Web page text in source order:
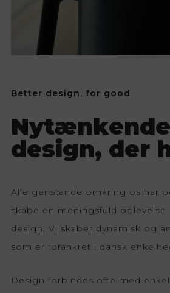
Better design, for good
Nytænkende
design, der
Alle genstande omkring os har
skabe en meningsfuld oplevelse
design. Vi skaber dynamisk og
som er forankret i dansk
Design forbindes ofte med